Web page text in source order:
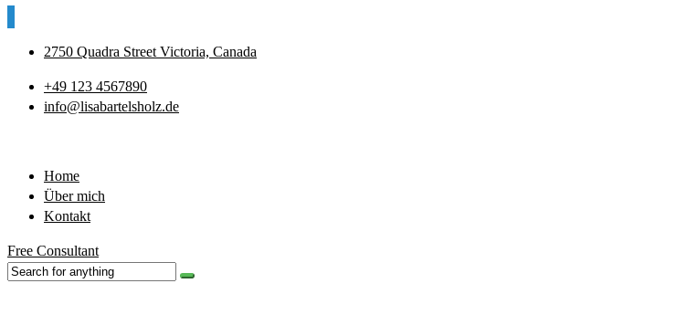
2750 Quadra Street Victoria, Canada
+49 123 4567890
info@lisabartelsholz.de
Home
Über mich
Kontakt
Free Consultant